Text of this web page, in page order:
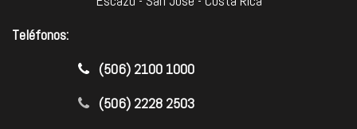
Teléfonos:
​(506) 2100 1000
(506) 2228 2503